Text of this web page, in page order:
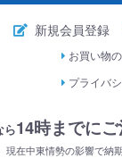
新規会員登録
お買い物
プライバ
ら14時までにご
現在中東情勢の影響で納